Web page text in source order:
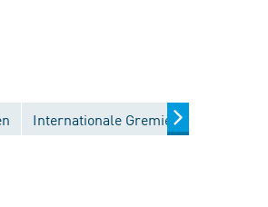
Internationale Gremien